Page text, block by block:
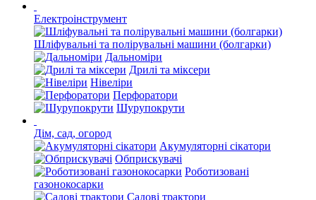
Електроінструмент
Шліфувальні та полірувальні машини (болгарки)
Дальноміри
Дрилі та міксери
Нівеліри
Перфоратори
Шурупокрути
Дім, сад, огород
Акумуляторні сікатори
Обприскувачі
Роботизовані
газонокосарки
Садові трактори